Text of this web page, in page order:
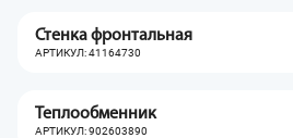
Стенка фронтальная
АРТИКУЛ: 41164730
Теплообменник
АРТИКУЛ: 902603890